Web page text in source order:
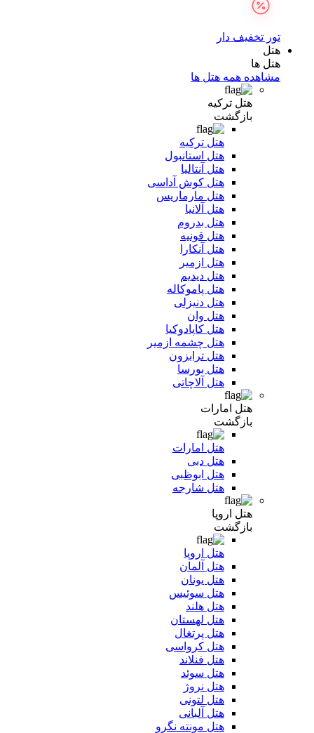
تور تخفیف دار
هتل
هتل ها
مشاهده همه هتل ها
هتل ترکیه
بازگشت
هتل ترکیه
هتل استانبول
هتل آنتالیا
هتل کوش آداسی
هتل مارماریس
هتل آلانیا
هتل بدروم
هتل قونیه
هتل آنکارا
هتل ازمیر
هتل دیدیم
هتل پاموکاله
هتل دنیزلی
هتل وان
هتل کاپادوکیا
هتل چشمه ازمیر
هتل ترابزون
هتل بورسا
هتل آلاچاتی
هتل امارات
بازگشت
هتل امارات
هتل دبی
هتل ابوظبی
هتل شارجه
هتل اروپا
بازگشت
هتل اروپا
هتل آلمان
هتل یونان
هتل سوئیس
هتل هلند
هتل لهستان
هتل پرتغال
هتل کرواسی
هتل فنلاند
هتل سوئد
هتل نروژ
هتل لتونی
هتل آلبانی
هتل مونته نگرو